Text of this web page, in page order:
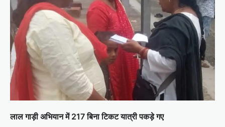
लाल गाड़ी अभियान में 217 बिना टिकट यात्री पकड़े गए